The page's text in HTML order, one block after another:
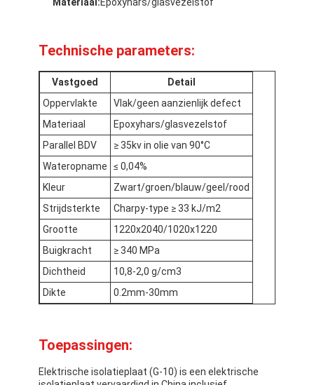
Ongeveer ons
Fabrieksreis
Kwaliteitscontrole
Contacteer ons
Zelfklevende Isolatieband
De Isolatieband van de glasdoek
Hittebestendige Isolatieband
De Plakband van de glasdoek
Materiaal:Epoxyhars/glasvezelstof
Technische parameters:
Vastgoed
Detail
Oppervlakte
Vlak/geen aanzienlijk defect
Materiaal
Epoxyhars/glasvezelstof
Parallel BDV
≥ 35kv in olie van 90°C
Wateropname
≤ 0,04%
Kleur
Zwart/groen/blauw/geel/rood
Strijdsterkte
Charpy-type ≥ 33 kJ/m2
Grootte
1220x2040/1020x1220
Buigkracht
≥ 340 MPa
Dichtheid
10,8-2,0 g/cm3
Dikte
0.2mm-30mm
Toepassingen:
Elektrische isolatieplaat (G-10) is een elektrische